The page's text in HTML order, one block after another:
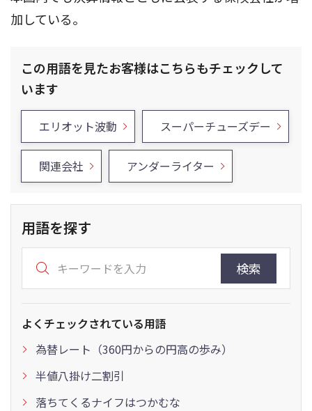
加している。
この用語を見たお客様はこちらもチェックして
います
エリオット波動 スーパーチューズデー
関連会社 アンダーライター
用語を探す
検索
よくチェックされている用語
為替レート（360円からの円高の歩み）
半値八掛け二割引
落ちてくるナイフはつかむな